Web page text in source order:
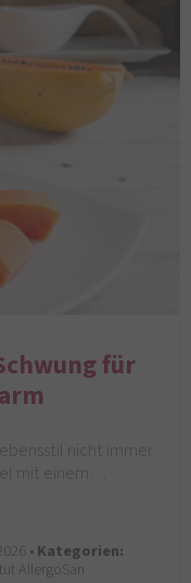
für
nicht immer
mit einem…
•Kategorien:
AllergoSan